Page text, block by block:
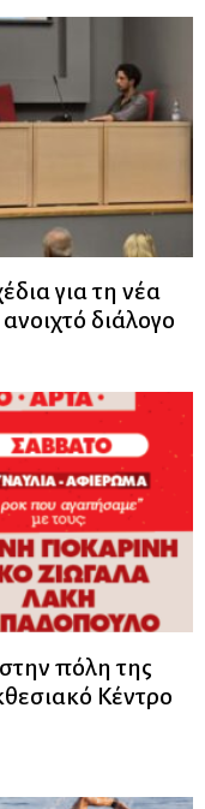
για τη νέα
διάλογο
πόλη της
Κέντρο